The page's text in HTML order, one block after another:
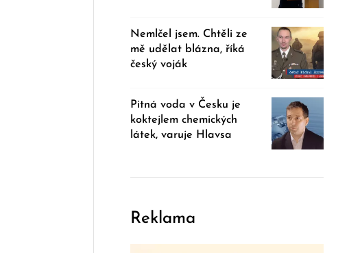
Nemlčel jsem. Chtěli ze
mě udělat blázna, říká
český voják
Pitná voda v Česku je
koktejlem chemických
látek, varuje Hlavsa
Reklama